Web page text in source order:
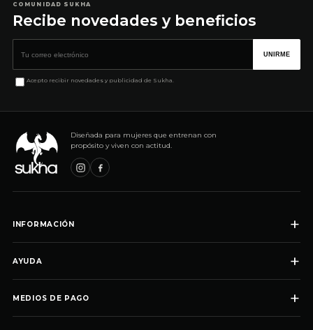
COMUNIDAD SUKHA
Recibe novedades y beneficios
UNIRME
Acepto recibir novedades y publicidad de Sukha.
Diseñada para mujeres que entrenan con
propósito y viven con actitud.
INFORMACIÓN +
AYUDA +
MEDIOS DE PAGO +